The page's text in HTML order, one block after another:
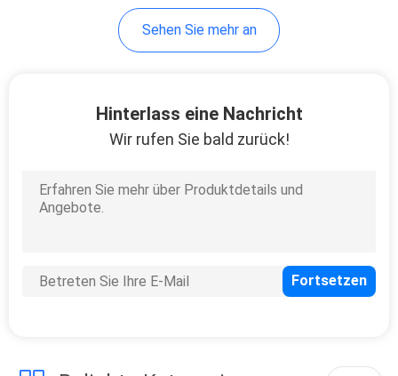
kosmetische
Verpackungs-
Sehen Sie mehr an
Hinterlass eine Nachricht
Wir rufen Sie bald zurück!